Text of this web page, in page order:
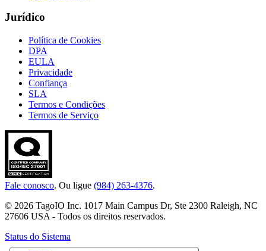
Jurídico
Política de Cookies
DPA
EULA
Privacidade
Confiança
SLA
Termos e Condições
Termos de Serviço
Fale conosco. Ou ligue (984) 263-4376.
© 2026 TagoIO Inc. 1017 Main Campus Dr, Ste 2300 Raleigh, NC
27606 USA - Todos os direitos reservados.
Status do Sistema